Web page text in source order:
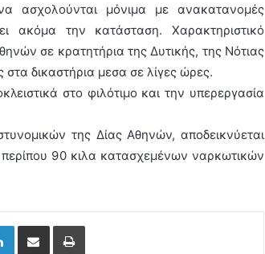
ασχολούνται μόνιμα με ανακατανομές
ακόμα την κατάσταση. Χαρακτηριστικό
σε κρατητήρια της Δυτικής, της Νότιας
δικαστήρια μεσα σε λίγες ώρες.
στο φιλότιμο και την υπερεργασία
της Δίας Αθηνών, αποδεικνύεται
90 κιλα κατασχεμένων ναρκωτικών